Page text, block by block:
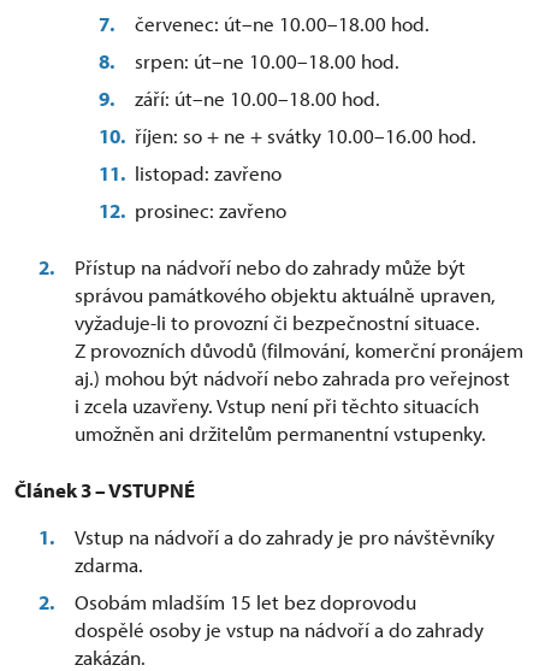
červenec: út–ne 10.00–18.00 hod.
srpen: út–ne 10.00–18.00 hod.
září: út–ne 10.00–18.00 hod.
říjen: so + ne + svátky 10.00–16.00 hod.
listopad: zavřeno
prosinec: zavřeno
Přístup na nádvoří nebo do zahrady může být
správou památkového objektu aktuálně upraven,
vyžaduje-li to provozní či bezpečnostní situace.
Z provozních důvodů (filmování, komerční pronájem
aj.) mohou být nádvoří nebo zahrada pro veřejnost
i zcela uzavřeny. Vstup není při těchto situacích
umožněn ani držitelům permanentní vstupenky.
Článek 3 – VSTUPNÉ
Vstup na nádvoří a do zahrady je pro návštěvníky
zdarma.
Osobám mladším 15 let bez doprovodu
dospělé osoby je vstup na nádvoří a do zahrady
zakázán.